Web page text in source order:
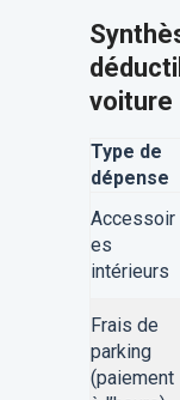
voiture
Type de
dépense
Accessoir
es
intérieurs
Frais de
parking
(paiement